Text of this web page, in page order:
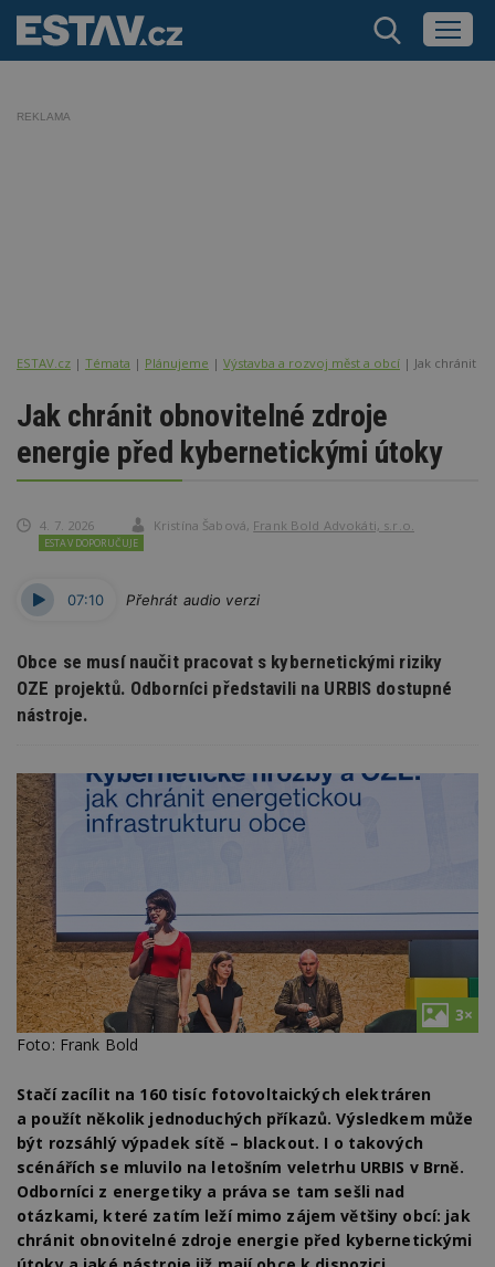
REKLAMA
ESTAV.cz Témata Plánujeme Výstavba a rozvoj měst a obcí Jak chránit
Jak chránit obnovitelné zdroje
energie před kybernetickými útoky
4. 7. 2026 Kristína Šabová, Frank Bold Advokáti, s.r.o.
ESTAV DOPORUČUJE
07:10 Přehrát audio verzi
Obce se musí naučit pracovat s kybernetickými riziky
OZE projektů. Odborníci představili na URBIS dostupné
nástroje.
3×
Foto: Frank Bold
Stačí zacílit na 160 tisíc fotovoltaických elektráren
a použít několik jednoduchých příkazů. Výsledkem může
být rozsáhlý výpadek sítě – blackout. I o takových
scénářích se mluvilo na letošním veletrhu URBIS v Brně.
Odborníci z energetiky a práva se tam sešli nad
otázkami, které zatím leží mimo zájem většiny obcí: jak
chránit obnovitelné zdroje energie před kybernetickými